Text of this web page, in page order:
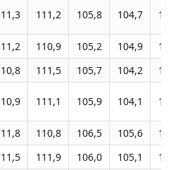
111,2 105,8 104,7
110,9 105,2 104,9
111,5 105,7 104,2
111,1 105,9 104,1
110,8 106,5 105,6
111,9 106,0 105,1